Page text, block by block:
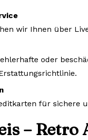
wir Ihnen über
oder
für sichere
–